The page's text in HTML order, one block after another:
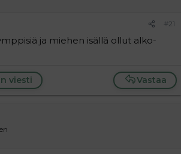
#21
ja miehen isällä ollut alko-
Vastaa
viesti